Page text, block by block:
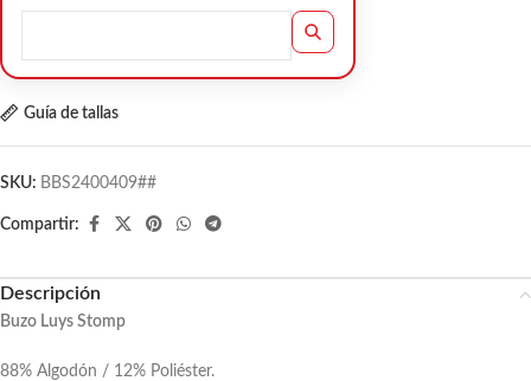
Guía de tallas
SKU: BBS2400409##
Compartir:
Descripción
Buzo Luys Stomp
88% Algodón / 12% Poliéster.